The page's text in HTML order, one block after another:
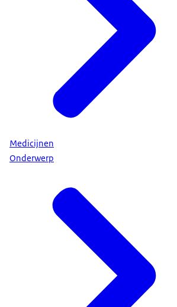
Medicijnen
Onderwerp